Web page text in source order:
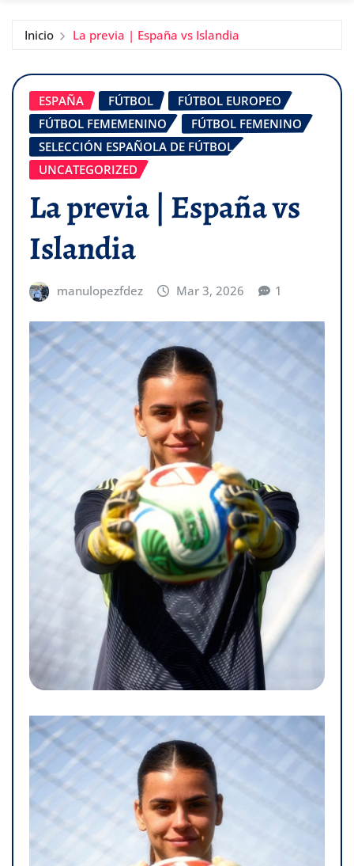
Inicio La previa | España vs Islandia
ESPAÑA FÚTBOL
FÚTBOL EUROPEO
FÚTBOL FEMEMENINO
FÚTBOL FEMENINO
SELECCIÓN ESPAÑOLA DE FÚTBOL
UNCATEGORIZED
La previa | España vs
Islandia
manulopezfdez Mar 3, 2026 1